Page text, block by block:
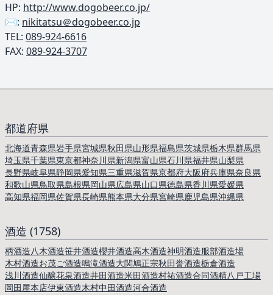
HP: http://www.dogobeer.co.jp/
✉️: nikitatsu＠dogobeer.co.jp
TEL: ︎ 089-924-6616
FAX: 089-924-3707
都道府県
北海道青森県岩手県宮城県秋田県山形県福島県茨城県栃木県群馬県
埼玉県千葉県東京都神奈川県新潟県富山県石川県福井県山梨県
長野県岐阜県静岡県愛知県三重県滋賀県京都府大阪府兵庫県奈良県
和歌山県鳥取県島根県岡山県広島県山口県徳島県香川県愛媛県
高知県福岡県佐賀県長崎県熊本県大分県宮崎県鹿児島県沖縄県
酒造 (1758)
柄酒造八木酒造笹井酒造櫻井酒造高木酒造神明酒造服部酒造場
木村酒造お茂ご酒造鳴滝酒造大関鳩正宗秋田誉酒造栃倉酒造
浅川酒造仙醸花泉酒造井田酒造米田酒造村祐酒造合同酒精八戸工場
岡田屋本店伊東酒造木村中田酒造河合酒造